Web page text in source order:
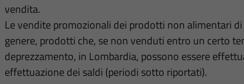
vendita.
Le vendite promozionali dei prodotti non alimentari
genere, prodotti che, se non venduti entro un certo
deprezzamento, in Lombardia, possono essere
effettuazione dei saldi (periodi sotto riportati).